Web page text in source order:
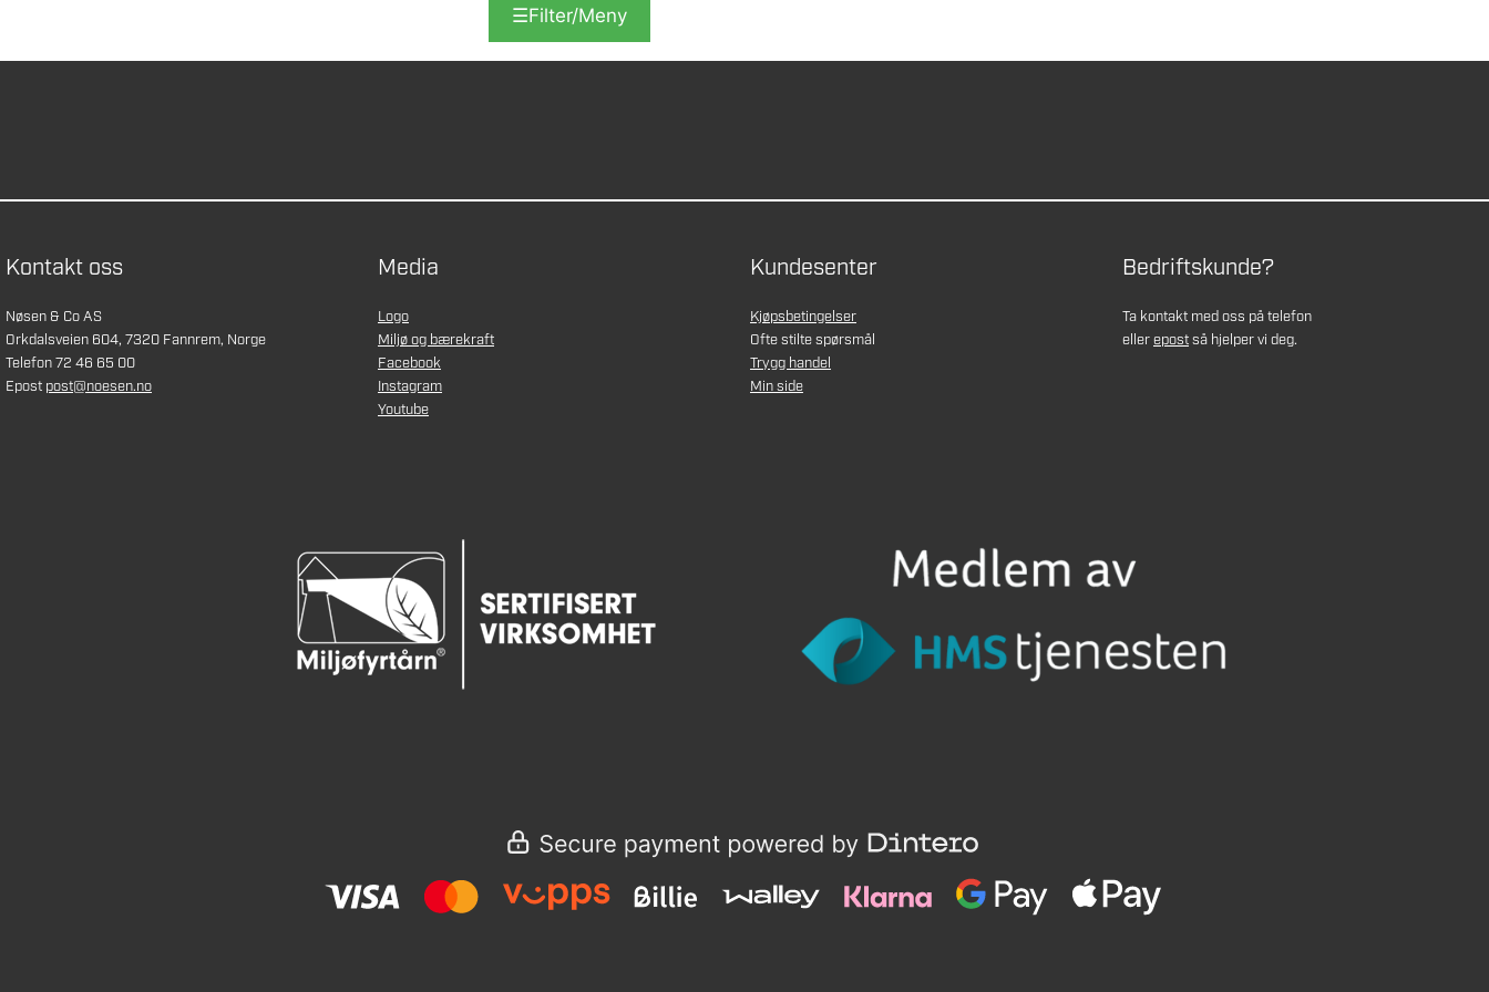
☰Filter/Meny
Kontakt oss
Nøsen & Co AS
Orkdalsveien 604, 7320 Fannrem, Norge
Telefon 72 46 65 00
Epost post@noesen.no
Media
Logo
Miljø og bærekraft
Facebook
Instagram
Youtube
Kundesenter
Kjøpsbetingelser
Ofte stilte spørsmål
Trygg handel
Min side
Bedriftskunde?
Ta kontakt med oss på telefon
ellerepostså hjelper vi deg.